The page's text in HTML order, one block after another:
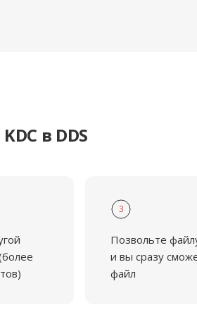
в DDS
3
Позвольте
и вы сразу
файл